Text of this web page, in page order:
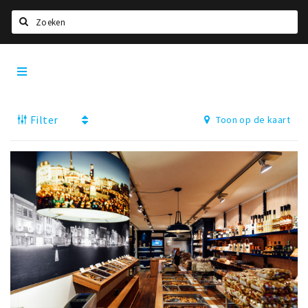
Home
Deals
Nieuws, interviews & blogs
Eten
Drinken
Slapen
Recreatief
Winkels
Filter
Toon op de kaart